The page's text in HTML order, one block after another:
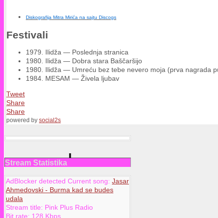
Diskografija Mitra Mirića na sajtu Discogs
Festivali
1979. Ilidža — Poslednja stranica
1980. Ilidža — Dobra stara Baščaršijo
1980. Ilidža — Umreću bez tebe nevero moja (prva nagrada
1984. MESAM — Živela ljubav
Tweet
Share
Share
powered by social2s
Stream Statistika
AdBlocker detected Current song: Jasar
Ahmedovski - Burma kad se budes
udala
Stream title: Pink Plus Radio
Bit rate: 128 Kbps